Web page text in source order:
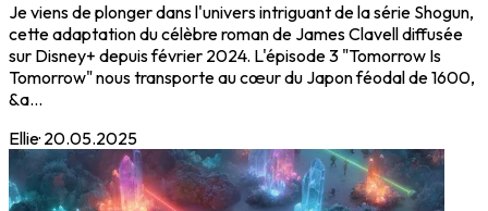
Je viens de plonger dans l'univers intriguant de la série Shogun,
cette adaptation du célèbre roman de James Clavell diffusée
sur Disney+ depuis février 2024. L'épisode 3 "Tomorrow Is
Tomorrow" nous transporte au cœur du Japon féodal de 1600,
&a...
Ellie· 20.05.2025